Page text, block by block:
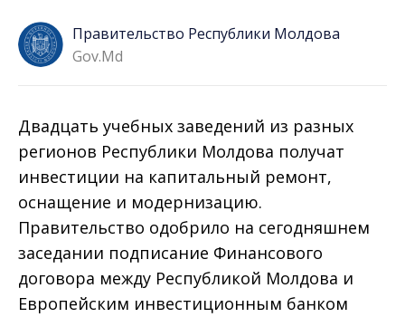
Правительство Республики Молдова
Gov.md
Двадцать учебных заведений из разных
регионов Республики Молдова получат
инвестиции на капитальный ремонт,
оснащение и модернизацию.
Правительство одобрило на сегодняшнем
заседании подписание Финансового
договора между Республикой Молдова и
Европейским инвестиционным банком